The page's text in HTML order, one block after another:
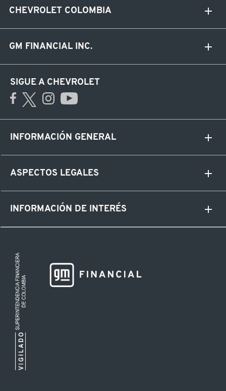
CHEVROLET COLOMBIA
GM FINANCIAL INC.
SIGUE A CHEVROLET
INFORMACIÓN GENERAL
ASPECTOS LEGALES
INFORMACIÓN DE INTERÉS